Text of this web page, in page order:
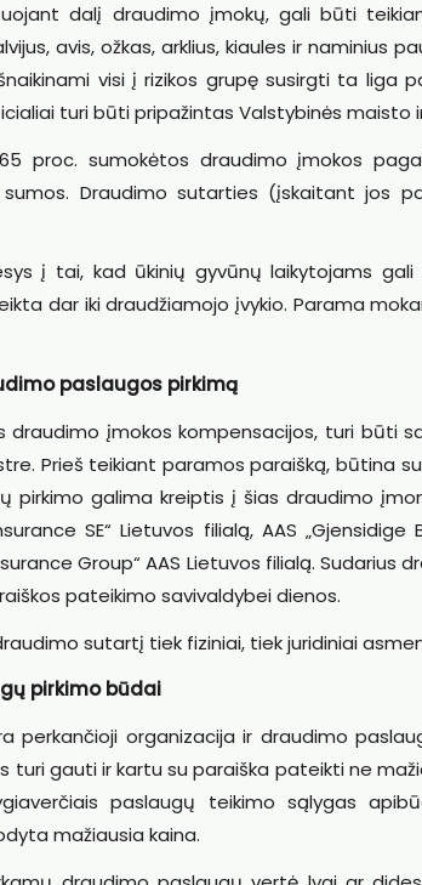
dalį draudimo įmokų, gali būti
avis, ožkas, arklius, kiaules ir naminius
visi į rizikos grupę susirgti ta liga
turi būti pripažintas Valstybinės maisto
proc. sumokėtos draudimo įmokos
sumos. Draudimo sutarties (įskaitant jos
į tai, kad ūkinių gyvūnų laikytojams
dar iki draudžiamojo įvykio. Parama
paslaugos pirkimą
draudimo įmokos kompensacijos, turi būti
Prieš teikiant paramos paraišką, būtina
pirkimo galima kreiptis į šias draudimo
SE“ Lietuvos filialą, AAS
Group“ AAS Lietuvos filialą.
pateikimo savivaldybei dienos.
sutartį tiek fiziniai, tiek juridiniai
pirkimo būdai
perkančioji organizacija ir draudimo
turi gauti ir kartu su paraiška pateikti ne
paslaugų teikimo sąlygas
mažiausia kaina.